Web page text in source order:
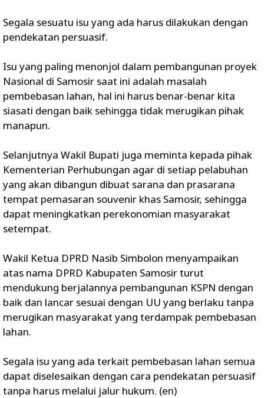
Segala sesuatu isu yang ada harus dilakukan dengan
pendekatan persuasif.
Isu yang paling menonjol dalam pembangunan proyek
Nasional di Samosir saat ini adalah masalah
pembebasan lahan, hal ini harus benar-benar kita
siasati dengan baik sehingga tidak merugikan pihak
manapun.
Selanjutnya Wakil Bupati juga meminta kepada pihak
Kementerian Perhubungan agar di setiap pelabuhan
yang akan dibangun dibuat sarana dan prasarana
tempat pemasaran souvenir khas Samosir, sehingga
dapat meningkatkan perekonomian masyarakat
setempat.
Wakil Ketua DPRD Nasib Simbolon menyampaikan
atas nama DPRD Kabupaten Samosir turut
mendukung berjalannya pembangunan KSPN dengan
baik dan lancar sesuai dengan UU yang berlaku tanpa
merugikan masyarakat yang terdampak pembebasan
lahan.
Segala isu yang ada terkait pembebasan lahan semua
dapat diselesaikan dengan cara pendekatan persuasif
tanpa harus melalui jalur hukum. (en)